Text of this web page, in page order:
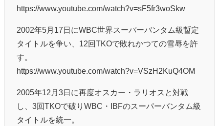
https://www.youtube.com/watch?v=sF5fr3woSkw
2002年5月17日にWBC世界スーパーバンタム級暫定
タイトルを争い、12回TKOで敗れかつての雪辱を許
す。
https://www.youtube.com/watch?v=VSzH2KuQ4OM
2005年12月3日に再度オスカー・ラリオスと対戦
し、3回TKOで破りWBC・IBFのスーパーバンタム級
タイトルを統一。